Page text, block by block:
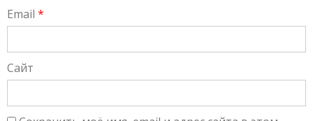
Email *
Сайт